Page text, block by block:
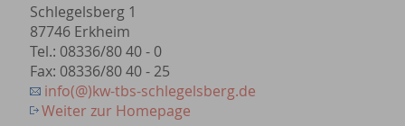
Schlegelsberg 1
87746 Erkheim
Tel.: 08336/80 40 - 0
Fax: 08336/80 40 - 25
info(@)kw-tbs-schlegelsberg.de
Weiter zur Homepage